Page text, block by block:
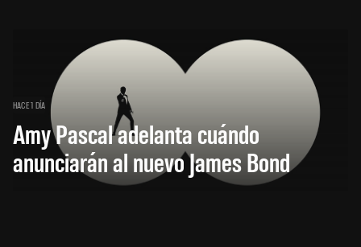
HACE 1 DÍA
Amy Pascal adelanta cuándo
anunciarán al nuevo James Bond